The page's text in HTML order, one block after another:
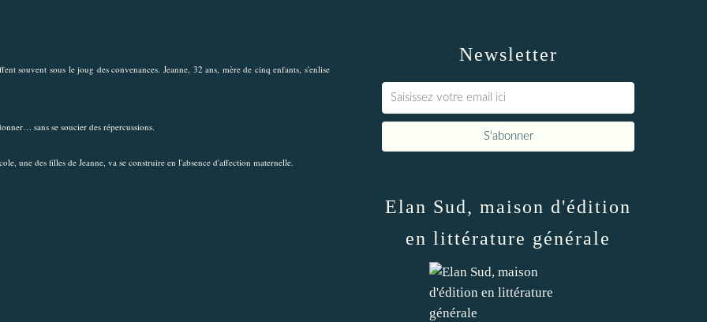
souvent sous le joug des convenances. Jeanne, 32 ans, mère de cinq enfants, s'enlise
sans se soucier des répercussions.
une des filles de Jeanne, va se construire en l'absence d'affection maternelle.
Newsletter
Elan Sud, maison d'édition
en littérature générale